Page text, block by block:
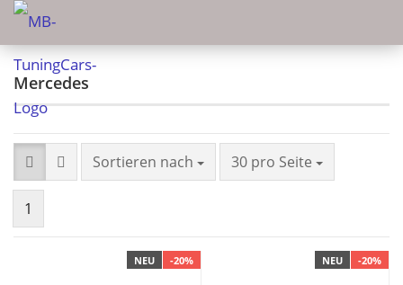
Mercedes
Sortieren nach 30 pro Seite
1
NEU -20% NEU -20%